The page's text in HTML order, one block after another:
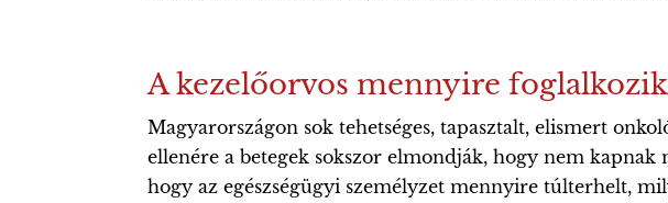
A kezelőorvos mennyire foglalkozik
Magyarországon sok tehetséges, tapasztalt, elismert
ellenére a betegek sokszor elmondják, hogy nem
hogy az egészségügyi személyzet mennyire túlterhelt,